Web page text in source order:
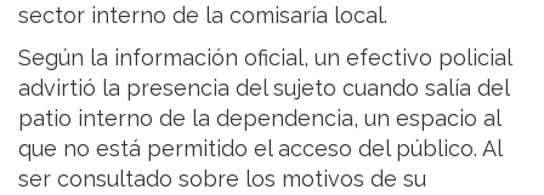
sector interno de la comisaría local.
Según la información oficial, un efectivo policial
advirtió la presencia del sujeto cuando salía del
patio interno de la dependencia, un espacio al
que no está permitido el acceso del público. Al
ser consultado sobre los motivos de su